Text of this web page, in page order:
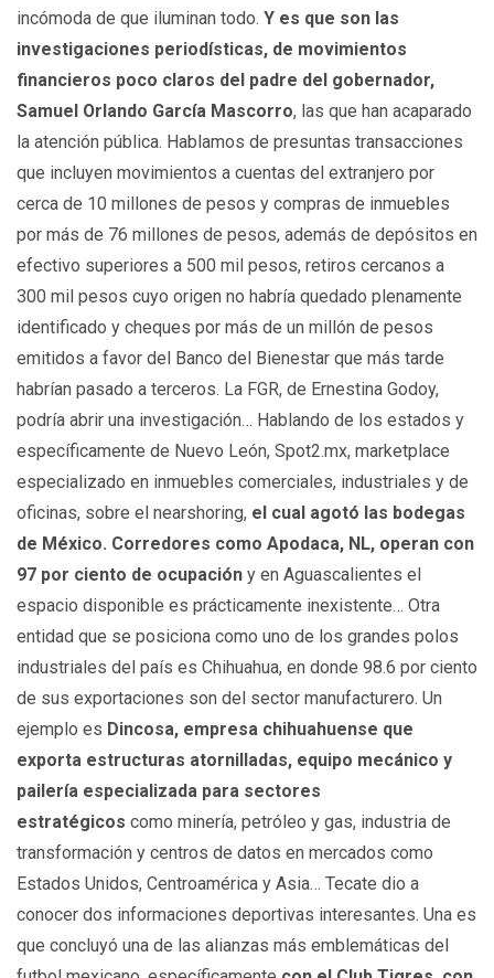
incómoda de que iluminan todo. Y es que son las
investigaciones periodísticas, de movimientos
financieros poco claros del padre del gobernador,
Samuel Orlando García Mascorro, las que han acaparado
la atención pública. Hablamos de presuntas transacciones
que incluyen movimientos a cuentas del extranjero por
cerca de 10 millones de pesos y compras de inmuebles
por más de 76 millones de pesos, además de depósitos en
efectivo superiores a 500 mil pesos, retiros cercanos a
300 mil pesos cuyo origen no habría quedado plenamente
identificado y cheques por más de un millón de pesos
emitidos a favor del Banco del Bienestar que más tarde
habrían pasado a terceros. La FGR, de Ernestina Godoy,
podría abrir una investigación… Hablando de los estados y
específicamente de Nuevo León, Spot2.mx, marketplace
especializado en inmuebles comerciales, industriales y de
oficinas, sobre el nearshoring, el cual agotó las bodegas
de México. Corredores como Apodaca, NL, operan con
97 por ciento de ocupación y en Aguascalientes el
espacio disponible es prácticamente inexistente… Otra
entidad que se posiciona como uno de los grandes polos
industriales del país es Chihuahua, en donde 98.6 por ciento
de sus exportaciones son del sector manufacturero. Un
ejemplo es Dincosa, empresa chihuahuense que
exporta estructuras atornilladas, equipo mecánico y
pailería especializada para sectores
estratégicos como minería, petróleo y gas, industria de
transformación y centros de datos en mercados como
Estados Unidos, Centroamérica y Asia… Tecate dio a
conocer dos informaciones deportivas interesantes. Una es
que concluyó una de las alianzas más emblemáticas del